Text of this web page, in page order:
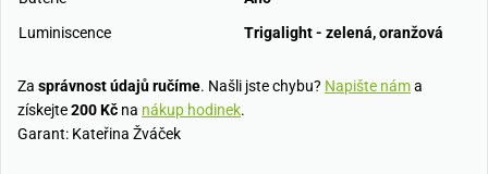
Luminiscence
Trigalight - zelená, oranžová
Za správnost údajů ručíme. Našli jste chybu? Napište náma
získejte200 Kč na nákup hodinek.
Garant: Kateřina Žváček